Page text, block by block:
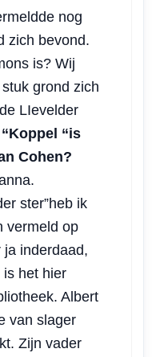
nog
zich bevond.
is? Wij
grond zich
LIevelder
“Koppel “is
Cohen?
ster”heb ik
vermeld op
inderdaad,
is het hier
Albert
van slager
Zijn vader